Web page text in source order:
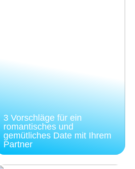
3 Vorschläge für ein
romantisches und
gemütliches Date mit Ihrem
Partner